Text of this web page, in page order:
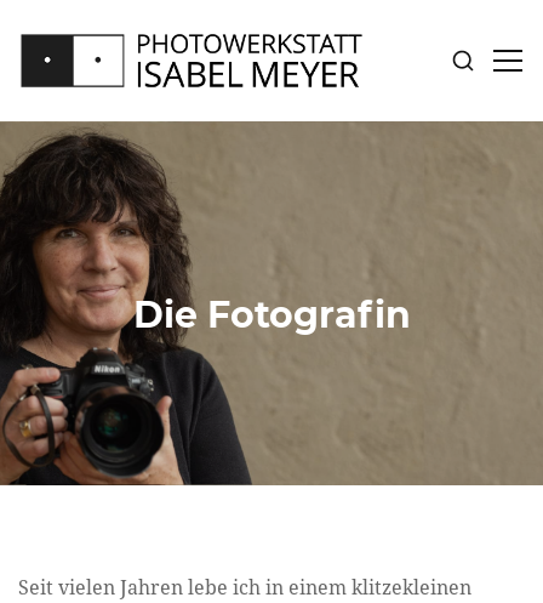
ISABEL
MEYER
SUCHE
Die Fotografin
Seit vielen Jahren lebe ich in einem klitzekleinen